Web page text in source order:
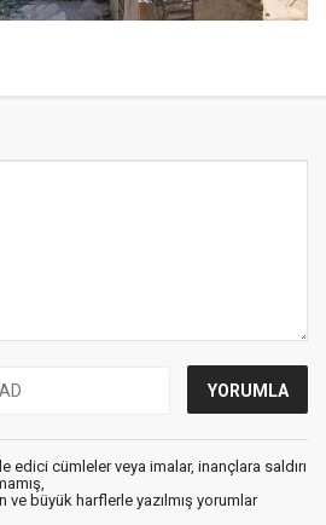
edici cümleler veya imalar, inançlara saldırı
ve büyük harflerle yazılmış yorumlar